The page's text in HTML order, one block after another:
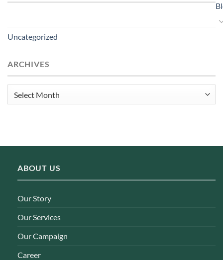
Uncategorized
ARCHIVES
Archives
ABOUT US
Our Story
Our Services
Our Campaign
Career